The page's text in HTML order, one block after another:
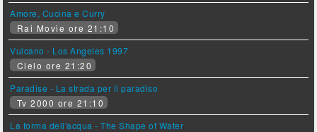
Amore, Cucina e Curry
Rai Movie ore 21:10
Vulcano - Los Angeles 1997
Cielo ore 21:20
Paradise - La strada per il paradiso
Tv 2000 ore 21:10
La forma dell'acqua - The Shape of Water